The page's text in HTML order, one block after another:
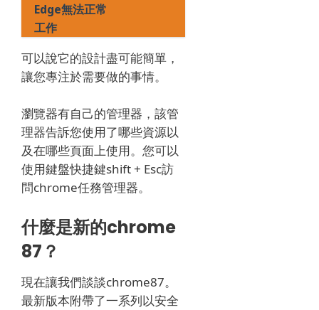
Edge無法正常
工作
可以說它的設計盡可能簡單，
讓您專注於需要做的事情。
瀏覽器有自己的管理器，該管
理器告訴您使用了哪些資源以
及在哪些頁面上使用。 您可以
使用鍵盤快捷鍵shift + Esc訪
問chrome任務管理器。
什麼是新的chrome
87？
現在讓我們談談chrome87。
最新版本附帶了一系列以安全